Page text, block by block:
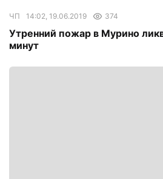
ЧП 14:02, 19.06.2019 374
Утренний пожар в Мурино
минут